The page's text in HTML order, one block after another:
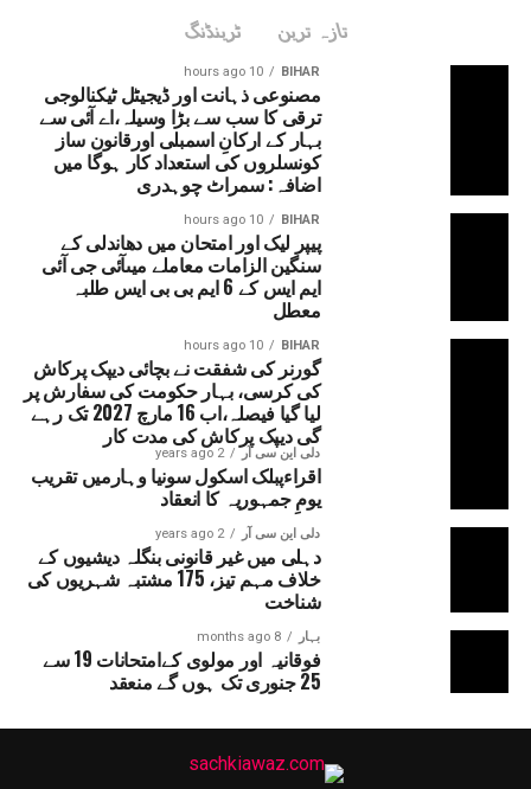
تازہ ترین ٹرینڈنگ
BIHAR
10 hours ago
مصنوعی ذہانت اور ڈیجیٹل ٹیکنالوجی
ترقی کا سب سے بڑا وسیلہ،اے آئی سے
بہار کے ارکانِ اسمبلی اورقانون ساز
کونسلروں کی استعداد کار ہوگا میں
اضافہ: سمراٹ چوہدری
BIHAR
10 hours ago
پیپر لیک اور امتحان میں دھاندلی کے
سنگین الزامات معاملے میںآئی جی آئی
ایم ایس کے 6 ایم بی بی ایس طلبہ
معطل
BIHAR
10 hours ago
گورنر کی شفقت نے بچائی دیپک پرکاش
کی کرسی، بہار حکومت کی سفارش پر
لیا گیا فیصلہ،اب 16 مارچ 2027 تک رہے
گی دیپک پرکاش کی مدت کار
دلی این سی آر 2 years ago
اقراءپبلک اسکول سونیا وہارمیں تقریب
یومِ جمہوریہ کا انعقاد
دلی این سی آر 2 years ago
دہلی میں غیر قانونی بنگلہ دیشیوں کے
خلاف مہم تیز، 175 مشتبہ شہریوں کی
شناخت
بہار 8 months ago
فوقانیہ اور مولوی کےامتحانات 19 سے
25 جنوری تک ہوں گے منعقد